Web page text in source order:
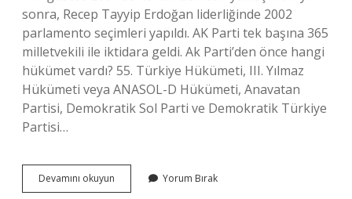
sonra, Recep Tayyip Erdoğan liderliğinde 2002
parlamento seçimleri yapıldı. AK Parti tek başına 365
milletvekili ile iktidara geldi. Ak Parti’den önce hangi
hükümet vardı? 55. Türkiye Hükümeti, III. Yılmaz
Hükümeti veya ANASOL-D Hükümeti, Anavatan
Partisi, Demokratik Sol Parti ve Demokratik Türkiye
Partisi…
Devamını okuyun
De
Yorum Bırak